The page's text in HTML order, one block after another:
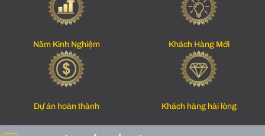
Năm Kinh Nghiệm Khách Hàng Mới
Dự án hoàn thành Khách hàng hài lòng